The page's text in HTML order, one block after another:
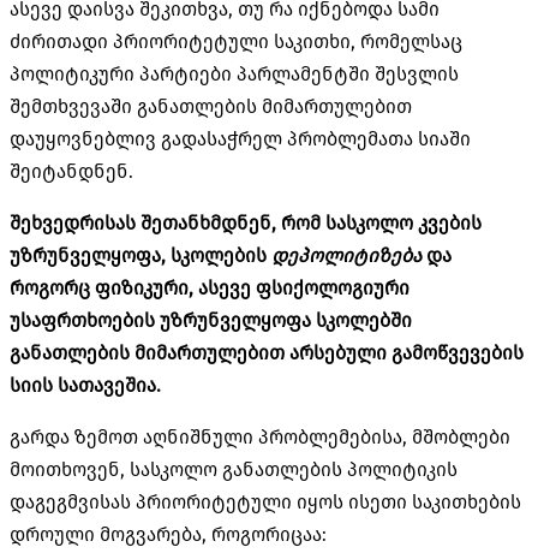
ასევე დაისვა შეკითხვა, თუ რა იქნებოდა სამი
ძირითადი პრიორიტეტული საკითხი, რომელსაც
პოლიტიკური პარტიები პარლამენტში შესვლის
შემთხვევაში განათლების მიმართულებით
დაუყოვნებლივ გადასაჭრელ პრობლემათა სიაში
შეიტანდნენ.
შეხვედრისას შეთანხმდნენ, რომ სასკოლო კვების
უზრუნველყოფა, სკოლების დეპოლიტიზებადა
როგორც ფიზიკური, ასევე ფსიქოლოგიური
უსაფრთხოების უზრუნველყოფა სკოლებში
განათლების მიმართულებით არსებული გამოწვევების
სიის სათავეშია.
გარდა ზემოთ აღნიშნული პრობლემებისა, მშობლები
მოითხოვენ, სასკოლო განათლების პოლიტიკის
დაგეგმვისას პრიორიტეტული იყოს ისეთი საკითხების
დროული მოგვარება, როგორიცაა: